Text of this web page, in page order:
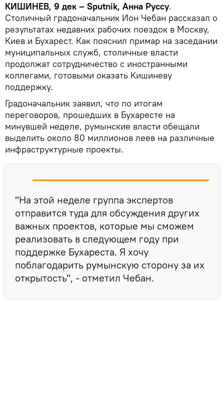
КИШИНЕВ, 9 дек – Sputnik, Анна Руссу.
Столичный градоначальник Ион Чебан рассказал о
результатах недавних рабочих поездок в Москву,
Киев и Бухарест. Как пояснил примар на заседании
муниципальных служб, столичные власти
продолжат сотрудничество с иностранными
коллегами, готовыми оказать Кишиневу
поддержку.
Градоначальник заявил, что по итогам
переговоров, прошедших в Бухаресте на
минувшей неделе, румынские власти обещали
выделить около 80 миллионов леев на различные
инфраструктурные проекты.
"На этой неделе группа экспертов
отправится туда для обсуждения других
важных проектов, которые мы сможем
реализовать в следующем году при
поддержке Бухареста. Я хочу
поблагодарить румынскую сторону за их
открытость", - отметил Чебан.